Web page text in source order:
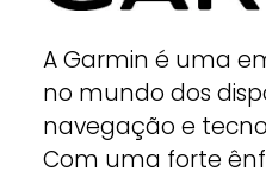
A Garmin é uma
no mundo dos
navegação e
Com uma forte